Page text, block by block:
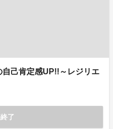
己肯定感UP!!～レジリエ
了